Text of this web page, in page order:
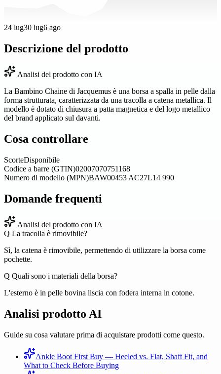
24 lug30 lug6 ago
Descrizione del prodotto
Analisi del prodotto con IA
La Bambino Chaine di Jacquemus è una borsa a spalla in pelle dalla
forma strutturata, caratterizzata da una tracolla a catena metallica. Il
modello è dotato di chiusura a patta magnetica e del logo metallico
del brand applicato sul davanti.
Cosa controllare
ScorteDisponibile
Codice a barre (GTIN)02007070751168
Numero di modello (MPN)BAW00453 AC27L14 990
Domande frequenti
Analisi del prodotto con IA
Q La tracolla è rimovibile?
Sì, la catena è rimovibile, permettendo di utilizzare la borsa come
pochette.
Q Quali sono i materiali della borsa?
L'esterno è in pelle bovina liscia con fodera interna in cotone.
Analisi prodotto AI
Guide su cosa valutare prima di acquistare prodotti come questo.
Ankle Boot First Buy — Heeled vs. Flat, Shaft Fit, and
What to Check Before Buying